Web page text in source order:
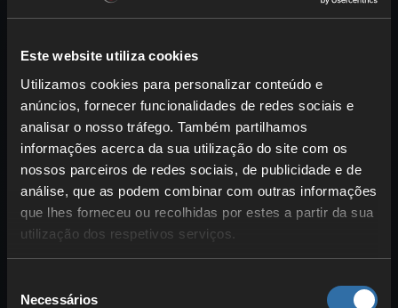
Este website utiliza cookies
Utilizamos cookies para personalizar conteúdo e
anúncios, fornecer funcionalidades de redes sociais e
analisar o nosso tráfego. Também partilhamos
informações acerca da sua utilização do site com os
nossos parceiros de redes sociais, de publicidade e de
análise, que as podem combinar com outras informações
que lhes forneceu ou recolhidas por estes a partir da sua
utilização dos respetivos serviços.
Necessários
Ataque de Salto
Constituição
Especialização Pesada
Fúria Sanguinária
Ataque de Esquiva
Cura de Combate
para corpo a corpo: melhores